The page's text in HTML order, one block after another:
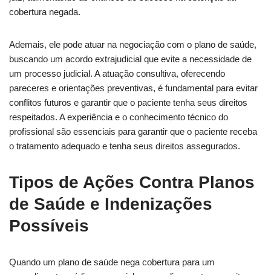
cobertura negada.
Ademais, ele pode atuar na negociação com o plano de saúde,
buscando um acordo extrajudicial que evite a necessidade de
um processo judicial. A atuação consultiva, oferecendo
pareceres e orientações preventivas, é fundamental para evitar
conflitos futuros e garantir que o paciente tenha seus direitos
respeitados. A experiência e o conhecimento técnico do
profissional são essenciais para garantir que o paciente receba
o tratamento adequado e tenha seus direitos assegurados.
Tipos de Ações Contra Planos
de Saúde e Indenizações
Possíveis
Quando um plano de saúde nega cobertura para um